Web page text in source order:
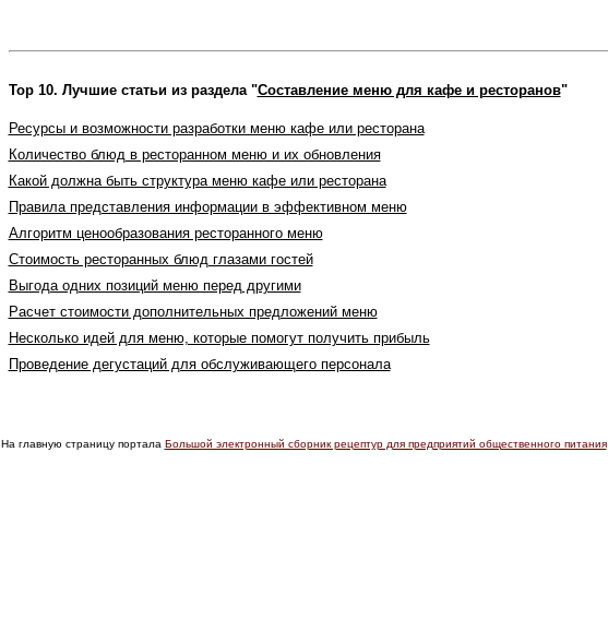
Top 10. Лучшие статьи из раздела "Составление меню для кафе и ресторанов"
Ресурсы и возможности разработки меню кафе или ресторана
Количество блюд в ресторанном меню и их обновления
Какой должна быть структура меню кафе или ресторана
Правила представления информации в эффективном меню
Алгоритм ценообразования ресторанного меню
Стоимость ресторанных блюд глазами гостей
Выгода одних позиций меню перед другими
Расчет стоимости дополнительных предложений меню
Несколько идей для меню, которые помогут получить прибыль
Проведение дегустаций для обслуживающего персонала
На главную страницу портала Большой электронный сборник рецептур для предприятий общественного питания